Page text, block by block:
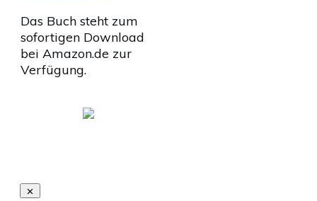
Das Buch steht zum
sofortigen Download
bei Amazon.de zur
Verfügung.